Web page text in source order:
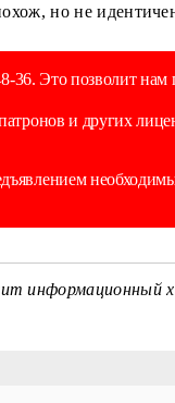
но не
36. Это позволит нам
и других
информационный